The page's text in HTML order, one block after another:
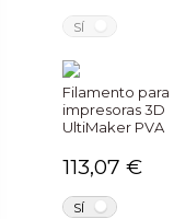
SÍ
Filamento para
impresoras 3D
UltiMaker PVA
113,07 €
SÍ